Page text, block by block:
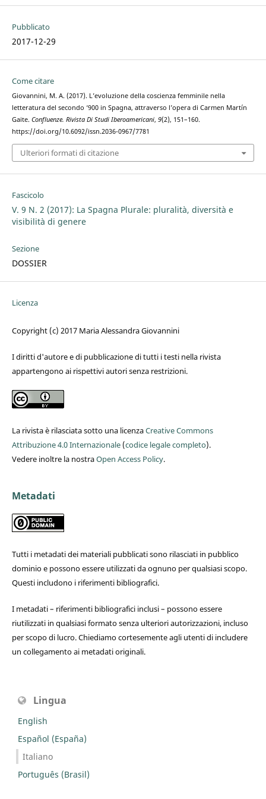
Pubblicato
2017-12-29
Come citare
Giovannini, M. A. (2017). L’evoluzione della coscienza femminile nella
letteratura del secondo ‘900 in Spagna, attraverso l’opera di Carmen Martín
Gaite. Confluenze. Rivista Di Studi Iberoamericani, 9(2), 151–160.
https://doi.org/10.6092/issn.2036-0967/7781
Ulteriori formati di citazione
Fascicolo
V. 9 N. 2 (2017): La Spagna Plurale: pluralità, diversità e
visibilità di genere
Sezione
DOSSIER
Licenza
Copyright (c) 2017 Maria Alessandra Giovannini
I diritti d'autore e di pubblicazione di tutti i testi nella rivista
appartengono ai rispettivi autori senza restrizioni.
La rivista è rilasciata sotto una licenzaCreative Commons
Attribuzione 4.0 Internazionale(codice legale completo).
Vedere inoltre la nostraOpen Access Policy.
Metadati
Tutti i metadati dei materiali pubblicati sono rilasciati in pubblico
dominio e possono essere utilizzati da ognuno per qualsiasi scopo.
Questi includono i riferimenti bibliografici.
I metadati – riferimenti bibliografici inclusi – possono essere
riutilizzati in qualsiasi formato senza ulteriori autorizzazioni, incluso
per scopo di lucro. Chiediamo cortesemente agli utenti di includere
un collegamento ai metadati originali.
Lingua
English
Español (España)
Italiano
Português (Brasil)